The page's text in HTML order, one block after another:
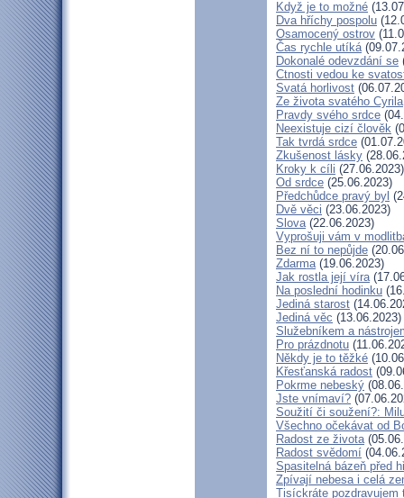
Když je to možné
Dva hříchy pospolu
Osamocený ostrov
Čas rychle utíká
Dokonalé odevzdání se
Ctnosti vedou ke
Svatá horlivost
Ze života svatého Cyrila
Pravdy svého srdce
Neexistuje cizí člověk
Tak tvrdá srdce
Zkušenost lásky
Kroky k cíli (27.06.2023)
Od srdce (25.06.2023)
Předchůdce pravý byl
Dvě věci (23.06.2023)
Slova(22.06.2023)
Vyprošuji vám v
Bez ní to nepůjde
Zdarma(19.06.2023)
Jak rostla její víra
Na poslední hodinku
Jediná starost
Jediná věc (13.06.2023)
Služebníkem a
Pro prázdnotu
Někdy je to těžké
Křesťanská radost
Pokrme nebeský
Jste vnímaví?
Soužití či soužení?:
Všechno očekávat od
Radost ze života
Radost svědomí
Spasitelná bázeň před
Zpívají nebesa i celá
Tisíckráte pozdravujem